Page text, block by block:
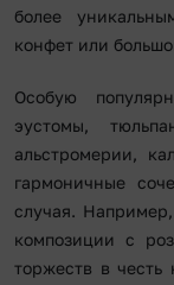
более
конфет или
Особую
эустомы,
альстромерии,
гармоничные
случая.
композиции с
торжеств в